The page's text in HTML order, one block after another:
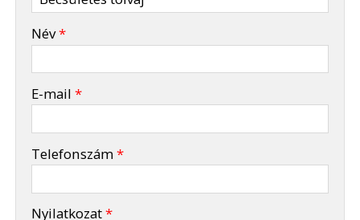
Név*
E-mail*
Telefonszám*
Nyilatkozat*